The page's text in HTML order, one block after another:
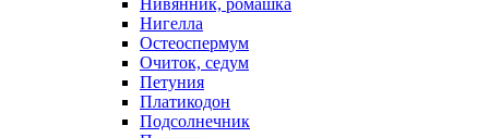
Нивянник, ромашка
Нигелла
Остеоспермум
Очиток, седум
Петуния
Платикодон
Подсолнечник